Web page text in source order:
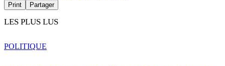
Print Partager
LES PLUS LUS
POLITIQUE